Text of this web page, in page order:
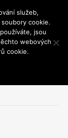
služeb,
cookie.
jsou
webových
cookie.